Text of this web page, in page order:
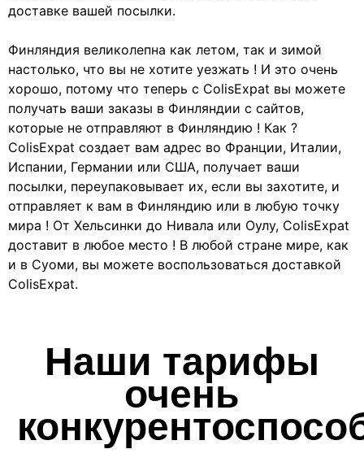
доставке вашей посылки.
Финляндия великолепна как летом, так и зимой
настолько, что вы не хотите уезжать ! И это очень
хорошо, потому что теперь с ColisExpat вы можете
получать ваши заказы в Финляндии с сайтов,
которые не отправляют в Финляндию ! Как ?
ColisExpat создает вам адрес во Франции, Италии,
Испании, Германии или США, получает ваши
посылки, переупаковывает их, если вы захотите, и
отправляет к вам в Финляндию или в любую точку
мира ! От Хельсинки до Нивала или Оулу, ColisExpat
доставит в любое место ! В любой стране мире, как
и в Суоми, вы можете воспользоваться доставкой
ColisExpat.
Наши тарифы
очень